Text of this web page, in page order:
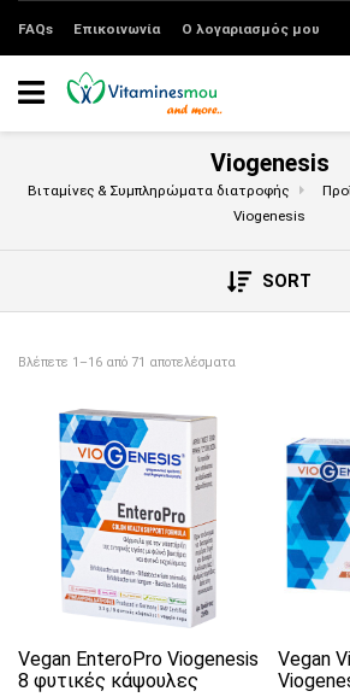
FAQs Επικοινωνία Ο λογαριασμός μου
Viogenesis
Βιταμίνες & Συμπληρώματα διατροφής
Viogenesis
SORT
Βλέπετε 1–16 από 71 αποτελέσματα
Vegan EnteroPro Viogenesis
8 φυτικές κάψουλες
Vegan